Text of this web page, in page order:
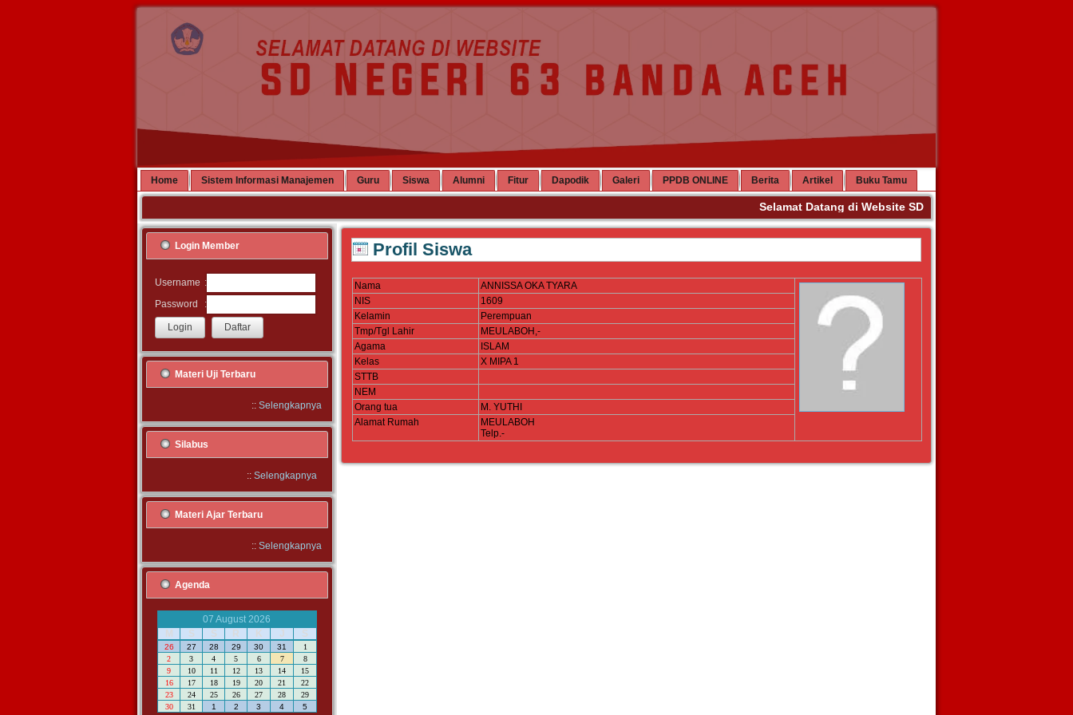
Home Sistem Informasi Manajemen Guru Siswa Alumni Fitur Dapodik Galeri PPDB ONLINE Berita Artikel Buku Tamu
Selamat Datang di Website SD Negeri 63 Banda Aceh.
Login Member
Username :
Password
:
Materi Uji Terbaru
:: Selengkapnya
Silabus
:: Selengkapnya
Materi Ajar Terbaru
:: Selengkapnya
Agenda
07 August 2026
M
S S R K J S
26 27 28 29 30 31
1
2
3 4 5 6 7
8
9
10 11 12 13 14
15
16
17 18 19 20 21
22
23
24 25 26 27 28
29
30
31 1 2 3 4 5
Profil Siswa
Nama
ANNISSA OKA TYARA
NIS
1609
Kelamin
Perempuan
Tmp/Tgl Lahir
MEULABOH,-
Agama
ISLAM
Kelas
X MIPA 1
STTB
NEM
Orang tua
M. YUTHI
Alamat Rumah
MEULABOH
Telp.-